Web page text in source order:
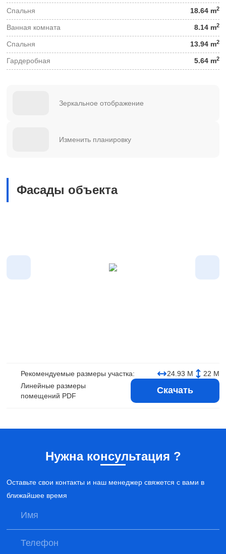
Спальня 18.64 m2
Ванная комната 8.14 m2
Спальня 13.94 m2
Гардеробная 5.64 m2
Зеркальное отображение
Изменить планировку
Фасады объекта
Рекомендуемые размеры участка: 24.93 М
22 М
Линейные размеры
помещений PDF
Скачать
Нужна консультация ?
Оставьте свои контакты и наш менеджер свяжется с вами в
ближайшее время